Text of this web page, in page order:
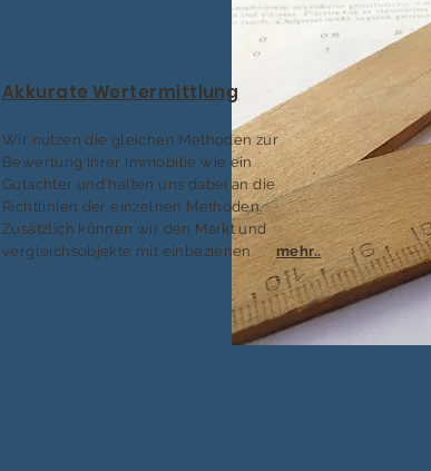
Akkurate Wertermittlung
Wir nutzen die gleichen Methoden zur
Bewertung Ihrer Immobilie wie ein
Gutachter und halten uns dabei an die
Richtlinien der einzelnen Methoden.
Zusätzlich können wir den Markt und
vergleichsobjekte mit einbeziehen
mehr..
.